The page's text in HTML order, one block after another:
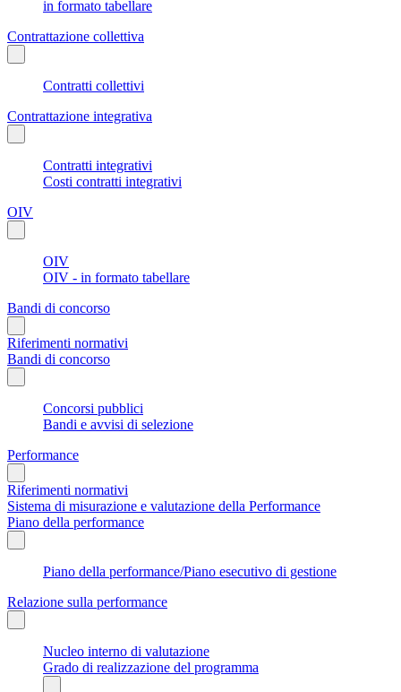
in formato tabellare
Contrattazione collettiva
Contratti collettivi
Contrattazione integrativa
Contratti integrativi
Costi contratti integrativi
OIV
OIV
OIV - in formato tabellare
Bandi di concorso
Riferimenti normativi
Bandi di concorso
Concorsi pubblici
Bandi e avvisi di selezione
Performance
Riferimenti normativi
Sistema di misurazione e valutazione della Performance
Piano della performance
Piano della performance/Piano esecutivo di gestione
Relazione sulla performance
Nucleo interno di valutazione
Grado di realizzazione del programma